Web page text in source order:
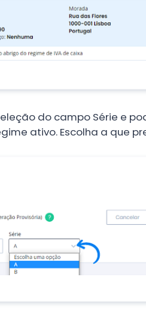
do campo Série e
ativo. Escolha a que